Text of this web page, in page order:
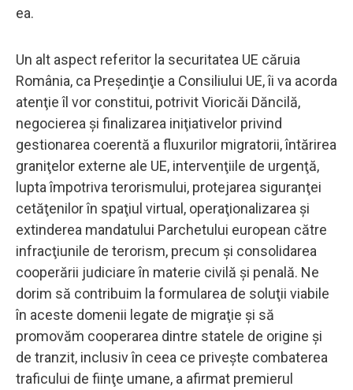
ea.
Un alt aspect referitor la securitatea UE căruia
România, ca Preşedinţie a Consiliului UE, îi va acorda
atenţie îl vor constitui, potrivit Vioricăi Dăncilă,
negocierea şi finalizarea iniţiativelor privind
gestionarea coerentă a fluxurilor migratorii, întărirea
graniţelor externe ale UE, intervenţiile de urgenţă,
lupta împotriva terorismului, protejarea siguranţei
cetăţenilor în spaţiul virtual, operaţionalizarea şi
extinderea mandatului Parchetului european către
infracţiunile de terorism, precum şi consolidarea
cooperării judiciare în materie civilă şi penală. Ne
dorim să contribuim la formularea de soluţii viabile
în aceste domenii legate de migraţie şi să
promovăm cooperarea dintre statele de origine şi
de tranzit, inclusiv în ceea ce priveşte combaterea
traficului de fiinţe umane, a afirmat premierul